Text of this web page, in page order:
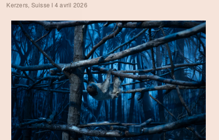
Kerzers, Suisse I 4 avril 2026